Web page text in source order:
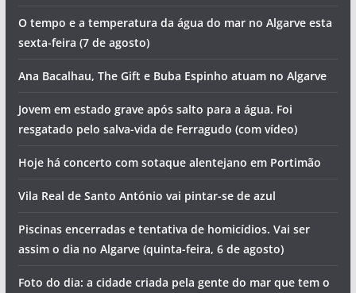
O tempo e a temperatura da água do mar no Algarve esta
sexta-feira (7 de agosto)
Ana Bacalhau, The Gift e Buba Espinho atuam no Algarve
Jovem em estado grave após salto para a água. Foi
resgatado pelo salva-vida de Ferragudo (com vídeo)
Hoje há concerto com sotaque alentejano em Portimão
Vila Real de Santo António vai pintar-se de azul
Piscinas encerradas e tentativa de homicídios. Vai ser
assim o dia no Algarve (quinta-feira, 6 de agosto)
Foto do dia: a cidade criada pela gente do mar que tem o